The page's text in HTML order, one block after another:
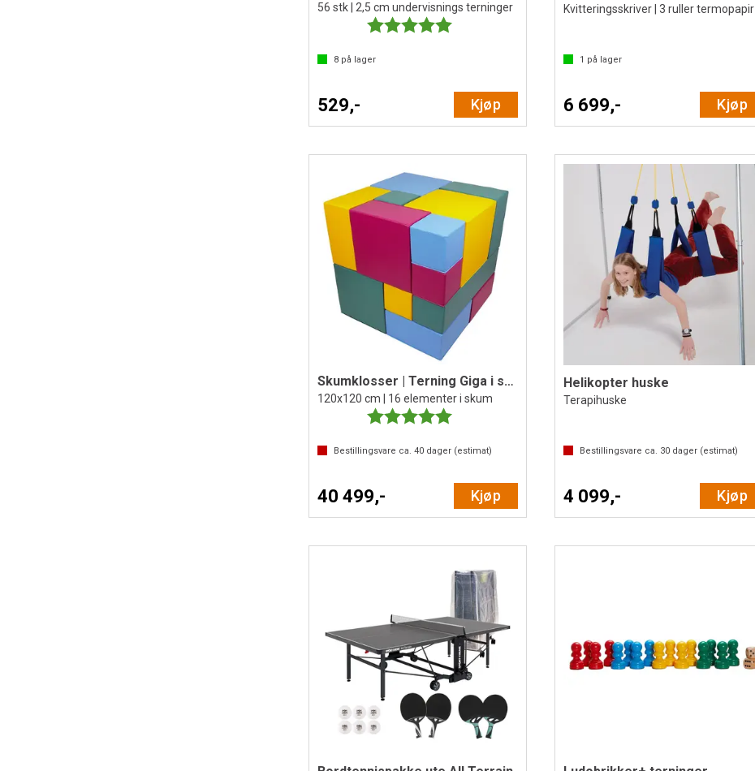
56 stk | 2,5 cm undervisnings terninger
Karakter:
8på lager
529,- Kjøp
Kvitteringsskriver | 3 ruller termopapir
1 på lager
6 699,- Kjøp
Skumklosser | Terning Giga i skum
120x120 cm | 16 elementer i skum
Karakter:
Bestillingsvare ca. 40dager (estimat)
40 499,- Kjøp
Helikopter huske
Terapihuske
Bestillingsvare ca. 30 dager (estimat)
4 099,- Kjøp